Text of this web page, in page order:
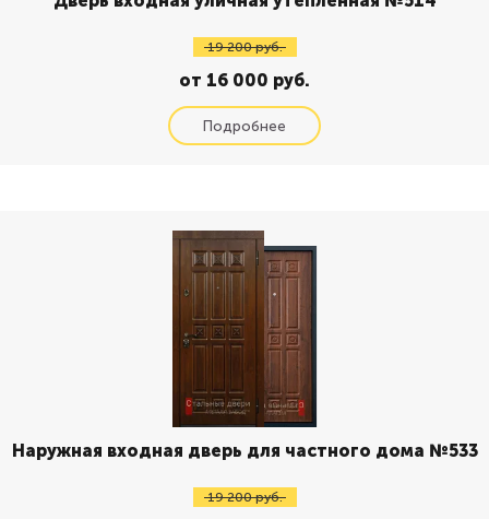
19 200 руб.
от 16 000 руб.
Наружная входная дверь для частного дома №533
19 200 руб.